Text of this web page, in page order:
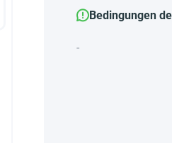
Bedingungen
-